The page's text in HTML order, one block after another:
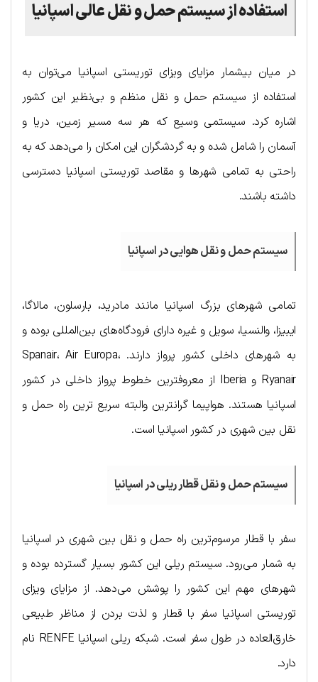
استفاده از سیستم حمل و نقل عالی اسپانیا
در میان بیشمار مزایای ویزای توریستی اسپانیا می‌توان به
استفاده از سیستم حمل و نقل منظم و بی‌نظیر این کشور
اشاره کرد. سیستمی وسیع که هر سه مسیر زمین، دریا و
آسمان را شامل شده و به گردشگران این امکان را می‌دهد که به
راحتی به تمامی شهرها و مقاصد توریستی اسپانیا دسترسی
داشته باشند.
سیستم حمل و نقل هوایی در اسپانیا
تمامی شهرهای بزرگ اسپانیا مانند مادرید، بارسلون، مالاگا،
ایبیزا، والنسیا، سویل و غیره دارای فرودگاه‌های بین‌المللی بوده و
به شهرهای داخلی کشور پرواز دارند. Spanair، Air Europa،
Ryanair و Iberia از معروفترین خطوط پرواز داخلی در کشور
اسپانیا هستند. هواپیما گرانترین والبته سریع ترین راه حمل و
نقل بین شهری در کشور اسپانیا است.
سیستم حمل و نقل قطار ریلی در اسپانیا
سفر با قطار مرسوم‌ترین راه حمل و نقل بین شهری در اسپانیا
به شمار می‌رود. سیستم ریلی این کشور بسیار گسترده بوده و
شهرهای مهم این کشور را پوشش می‌دهد. از مزایای ویزای
توریستی اسپانیا سفر با قطار و لذت بردن از مناظر طبیعی
خارق‌العاده در طول سفر است. شبکه ریلی اسپانیا RENFE نام
دارد.